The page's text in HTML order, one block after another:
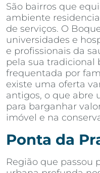
São bairros que
ambiente
de serviços. O
universidades e
e profissionais da
pela sua tradicional
frequentada por
existe uma oferta
antigos, o que abre
para barganhar
imóvel e na
Ponta da
Região que passou